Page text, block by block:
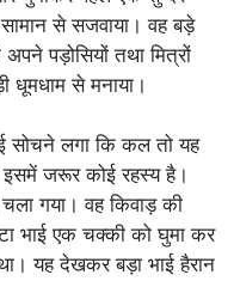
से सजवाया। वह बड़े
पड़ोसियों तथा मित्रों
धूमधाम से मनाया।
सोचने लगा कि कल तो यह
जरूर कोई रहस्य है।
गया। वह किवाड़ की
भाई एक चक्की को घुमा कर
यह देखकर बड़ा भाई हैरान